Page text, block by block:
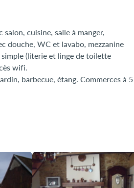
salon, cuisine, salle à manger,
douche, WC et lavabo, mezzanine
(literie et linge de toilette
wifi.
barbecue, étang. Commerces à 5